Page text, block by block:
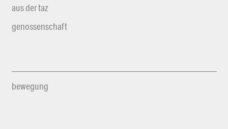
aus der taz
genossenschaft
bewegung